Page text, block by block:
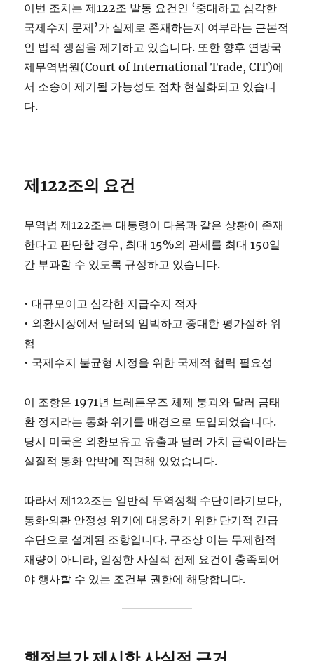
이번 조치는 제122조 발동 요건인 ‘중대하고 심각한
국제수지 문제’가 실제로 존재하는지 여부라는 근본적
인 법적 쟁점을 제기하고 있습니다. 또한 향후 연방국
제무역법원(Court of International Trade, CIT)에
서 소송이 제기될 가능성도 점차 현실화되고 있습니
다.
제122조의 요건
무역법 제122조는 대통령이 다음과 같은 상황이 존재
한다고 판단할 경우, 최대 15%의 관세를 최대 150일
간 부과할 수 있도록 규정하고 있습니다.
• 대규모이고 심각한 지급수지 적자
• 외환시장에서 달러의 임박하고 중대한 평가절하 위
험
• 국제수지 불균형 시정을 위한 국제적 협력 필요성
이 조항은 1971년 브레튼우즈 체제 붕괴와 달러 금태
환 정지라는 통화 위기를 배경으로 도입되었습니다.
당시 미국은 외환보유고 유출과 달러 가치 급락이라는
실질적 통화 압박에 직면해 있었습니다.
따라서 제122조는 일반적 무역정책 수단이라기보다,
통화·외환 안정성 위기에 대응하기 위한 단기적 긴급
수단으로 설계된 조항입니다. 구조상 이는 무제한적
재량이 아니라, 일정한 사실적 전제 요건이 충족되어
야 행사할 수 있는 조건부 권한에 해당합니다.